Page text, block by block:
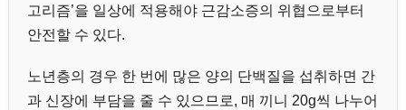
고리즘’을 일상에 적용해야 근감소증의 위협으로부터
안전할 수 있다.
노년층의 경우 한 번에 많은 양의 단백질을 섭취하면 간
과 신장에 부담을 줄 수 있으므로, 매 끼니 20g씩 나누어